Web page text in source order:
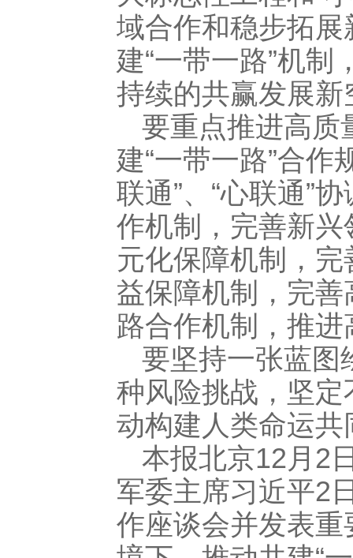
域合作和稳步拓
建“一带一路”机
持续的共赢发展新
要重点推进高质
建“一带一路”合作
联通”、“心联通”
作机制，完善新
元化保障机制，
益保障机制，完
路合作机制，推进
要坚持一张蓝图
种风险挑战，坚定
动构建人类命运
本报北京12月2
军委主席习近平2
作座谈会并发表